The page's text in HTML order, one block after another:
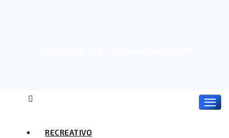
RECREATIVO